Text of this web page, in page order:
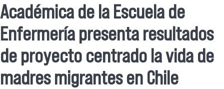
Académica de la Escuela de
Enfermería presenta resultados
de proyecto centrado la vida de
madres migrantes en Chile